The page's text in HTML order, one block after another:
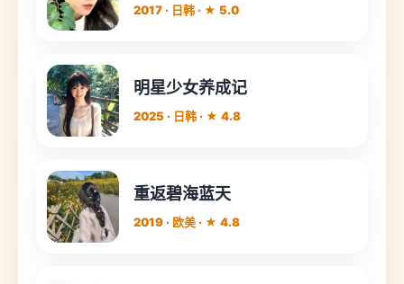
2017 · 日韩 · ★ 5.0
明星少女养成记
2025 · 日韩 · ★ 4.8
重返碧海蓝天
2019 · 欧美 · ★ 4.8